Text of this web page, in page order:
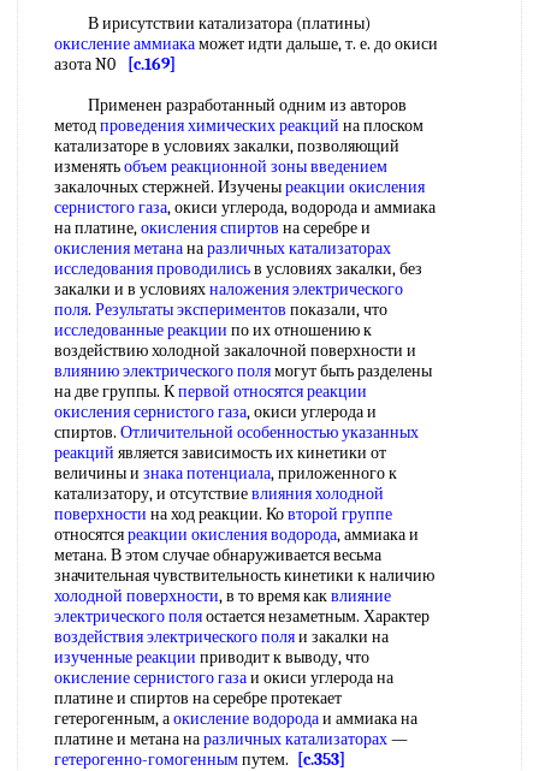
В ирисутствии катализатора (платины)
окисление аммиакаможет идти дальше, т. е. до окиси
азота N0
[c.169]
Применен разработанный одним из авторов
методпроведения химических реакций на плоском
катализаторе в условиях закалки, позволяющий
изменятьобъем реакционной зоны введением
закалочных стержней. Изученыреакции окисления
сернистого газа, окиси углерода, водорода и аммиака
на платине,окисления спиртов на серебре и
окисления метананаразличных катализаторах
исследования проводилисьв условиях закалки, без
закалки и в условияхналожения электрического
поля. Результаты экспериментов показали, что
исследованные реакции по их отношению к
воздействию холодной закалочной поверхности и
влиянию электрического полямогут быть разделены
на две группы. Кпервой относятсяреакции
окисления сернистого газа, окиси углерода и
спиртов. Отличительной особенностьюуказанных
реакций является зависимость их кинетики от
величины и знака потенциала, приложенного к
катализатору, и отсутствиевлияния холодной
поверхности на ход реакции. Ковторой группе
относятсяреакции окисления водорода, аммиака и
метана. В этом случае обнаруживается весьма
значительная чувствительность кинетики к наличию
холодной поверхности, в то время каквлияние
электрического поляостается незаметным. Характер
воздействия электрического поляи закалки на
изученные реакции приводит к выводу, что
окисление сернистого газаи окиси углерода на
платине и спиртов на серебре протекает
гетерогенным, аокисление водородаи аммиака на
платине и метана наразличных катализаторах—
гетерогенно-гомогеннымпутем.
[c.353]